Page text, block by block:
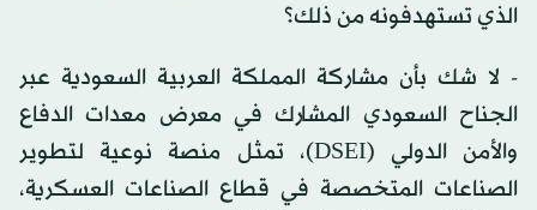
الذي تستهدفونه من ذلك؟
- لا شك بأن مشاركة المملكة العربية السعودية عبر
الجناح السعودي المشارك في معرض معدات الدفاع
والأمن الدولي (DSEI)، تمثل منصة نوعية لتطوير
الصناعات المتخصصة في قطاع الصناعات العسكرية،